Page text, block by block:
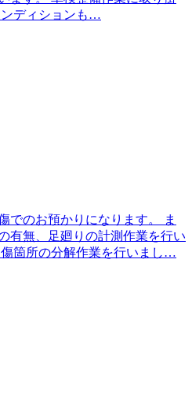
ディションも…
でのお預かりになります。 ま
有無、足廻りの計測作業を行い
箇所の分解作業を行いまし…